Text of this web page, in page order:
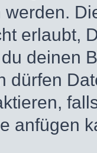
erlaubt,
deinen
dürfen
anfügen